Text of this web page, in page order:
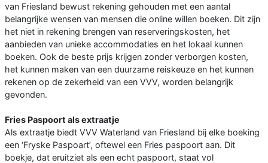
van Friesland bewust rekening gehouden met een aantal
belangrijke wensen van mensen die online willen boeken. Dit zijn
het niet in rekening brengen van reserveringskosten, het
aanbieden van unieke accommodaties en het lokaal kunnen
boeken. Ook de beste prijs krijgen zonder verborgen kosten,
het kunnen maken van een duurzame reiskeuze en het kunnen
rekenen op de zekerheid van een VVV, worden belangrijk
gevonden.
Fries Paspoort als extraatje
Als extraatje biedt VVV Waterland van Friesland bij elke boeking
een ‘Fryske Paspoart’, oftewel een Fries paspoort aan. Dit
boekje, dat eruitziet als een echt paspoort, staat vol